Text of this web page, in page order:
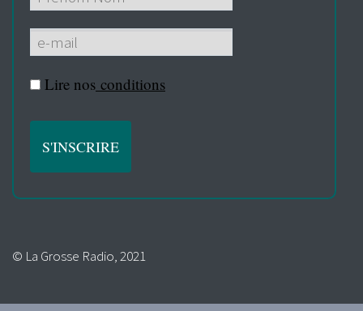
Lire nos conditions
© La Grosse Radio, 2021